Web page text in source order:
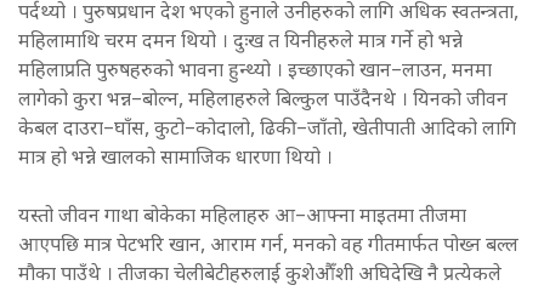
पर्दथ्यो । पुरुषप्रधान देश भएको हुनाले उनीहरुको लागि अधिक स्वतन्त्रता,
महिलामाथि चरम दमन थियो । दुःख त यिनीहरुले मात्र गर्ने हो भन्ने
महिलाप्रति पुरुषहरुको भावना हुन्थ्यो । इच्छाएको खान–लाउन, मनमा
लागेको कुरा भन्न–बोल्न, महिलाहरुले बिल्कुल पाउँदैनथे । यिनको जीवन
केबल दाउरा–घाँस, कुटो–कोदालो, ढिकी–जाँतो, खेतीपाती आदिको लागि
मात्र हो भन्ने खालको सामाजिक धारणा थियो ।
यस्तो जीवन गाथा बोकेका महिलाहरु आ–आफ्ना माइतमा तीजमा
आएपछि मात्र पेटभरि खान, आराम गर्न, मनको वह गीतमार्फत पोख्न बल्ल
मौका पाउँथे । तीजका चेलीबेटीहरुलाई कुशेऔँशी अघिदेखि नै प्रत्येकले